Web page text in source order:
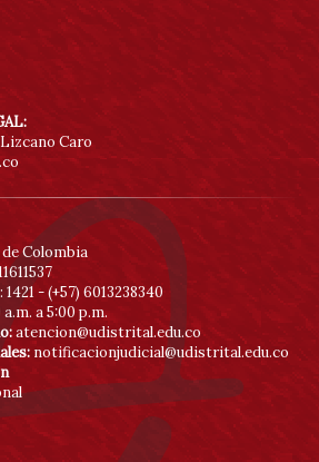
Caro
Colombia
1421 - (+57) 6013238340
a 5:00 p.m.
atencion@udistrital.edu.co
notificacionjudicial@udistrital.edu.co